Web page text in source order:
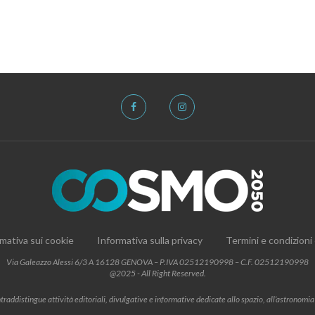
sui cookie Informativa sulla privacy Termini e condizioni
Via Galeazzo Alessi 6/3 A 16128 GENOVA – P.IVA 02512190998 – C.F. 02512190998
@2025 - All Right Reserved.
attività editoriali, divulgative e informative dedicate allo spazio,